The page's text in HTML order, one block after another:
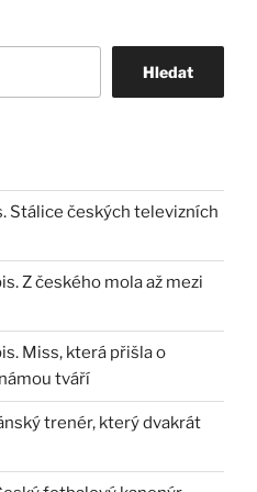
Hledat
Stálice českých televizních
Z českého mola až mezi
Miss, která přišla o
tváří
trenér, který dvakrát